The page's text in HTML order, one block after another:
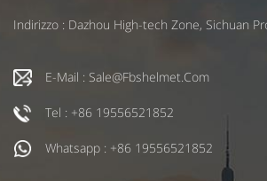
Indirizzo : Dazhou High-tech Zone, Sichuan
E-Mail : Sale@fbshelmet.com
Tel : +86 19556521852
Whatsapp : +86 19556521852